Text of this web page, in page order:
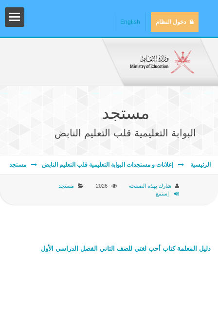
دخول النظام English
مستجد
البوابة التعليمية قلب التعليم النابض
الرئيسية إعلانات و مستجدات البوابة التعليمية قلب التعليم النابض مستجد
شارك بهذه الصفحة 2026
مستجد
إستمع
دليل المعلمة كتاب أحب لغتي للصف الثاني الفصل الدراسي الأول